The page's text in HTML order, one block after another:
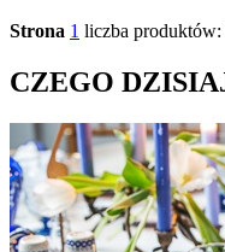
Strona 1 liczba produktów:
CZEGO